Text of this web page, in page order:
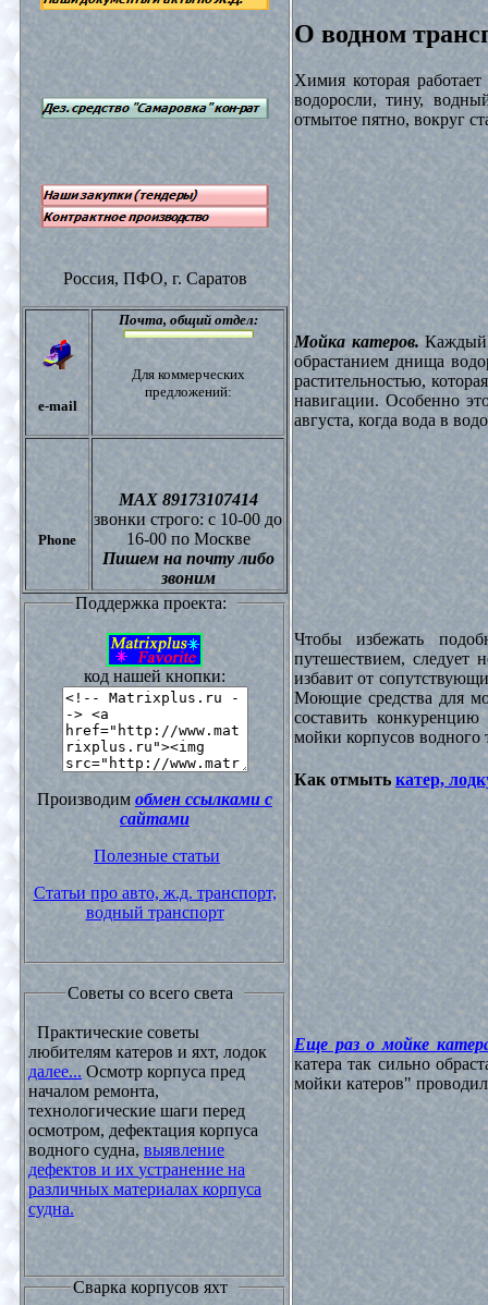
Россия, ПФО, г. Саратов
e-mail
Почта, общий отдел:
Для коммерческих
предложений:
Phone
МАХ 89173107414
звонки строго: с 10-00 до
16-00 по Москве
Пишем на почту либо
звоним
Поддержка проекта:
код нашей кнопки:
Производим обмен ссылками с
сайтами
Полезные статьи
Статьи про авто, ж.д. транспорт,
водный транспорт
Советы со всего света
Практические советы
любителям катеров и яхт, лодок
далее... Осмотр корпуса пред
началом ремонта,
технологические шаги перед
осмотром, дефектация корпуса
водного судна, выявление
дефектов и их устранение на
различных материалах корпуса
судна.
Сварка корпусов яхт
О водном
Химия которая
водоросли, тину,
отмытое пятно, вокруг
Мойка катеров.Каждый
обрастанием днища
растительностью,
навигации. Особенно
августа, когда вода в
Чтобы избежать
путешествием, следует
избавит от
Моющие средства для
составить
мойки корпусов водного
Как отмыть катер,
Еще раз о мойке
катера так сильно
мойки катеров"